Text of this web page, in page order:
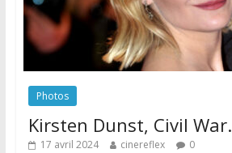
Photos
Kirsten Dunst, Civil War.
17 avril 2024 cinereflex 0